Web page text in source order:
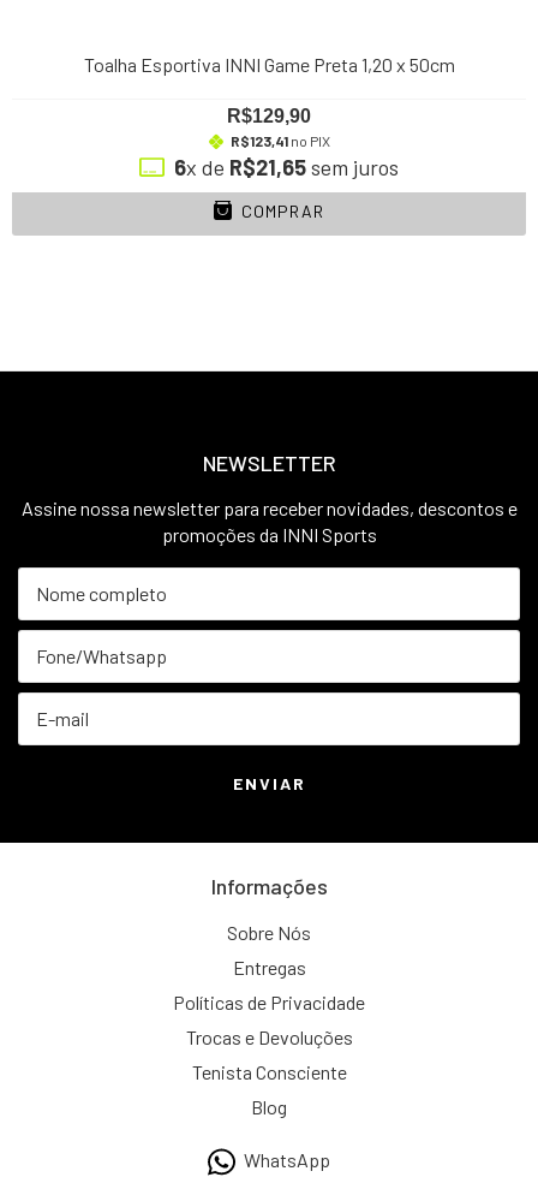
Toalha Esportiva INNI Game Preta 1,20 x 50cm
R$129,90
R$123,41no PIX
6x de R$21,65sem juros
COMPRAR
NEWSLETTER
Assine nossa newsletter para receber novidades, descontos e
promoções da INNI Sports
Informações
Sobre Nós
Entregas
Políticas de Privacidade
Trocas e Devoluções
Tenista Consciente
Blog
WhatsApp